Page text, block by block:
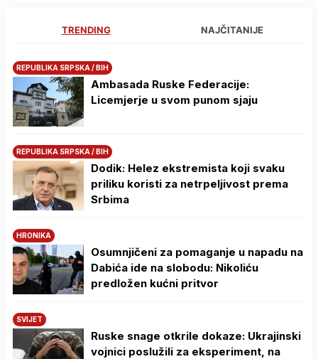
TRENDING NAJČITANIJE
REPUBLIKA SRPSKA / BIH
Ambasada Ruske Federacije:
Licemjerje u svom punom sjaju
REPUBLIKA SRPSKA / BIH
Dodik: Helez ekstremista koji svaku
priliku koristi za netrpeljivost prema
Srbima
HRONIKA
Osumnjičeni za pomaganje u napadu na
Dabića ide na slobodu: Nikoliću
predložen kućni pritvor
SVIJET
Ruske snage otkrile dokaze: Ukrajinski
vojnici poslužili za eksperiment, na